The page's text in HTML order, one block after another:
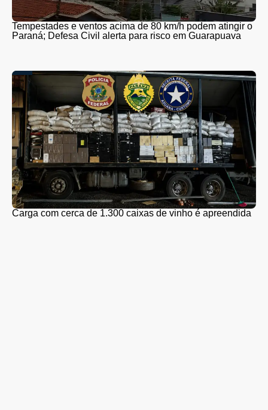
Tempestades e ventos acima de 80 km/h podem atingir o
Paraná; Defesa Civil alerta para risco em Guarapuava
Carga com cerca de 1.300 caixas de vinho é apreendida